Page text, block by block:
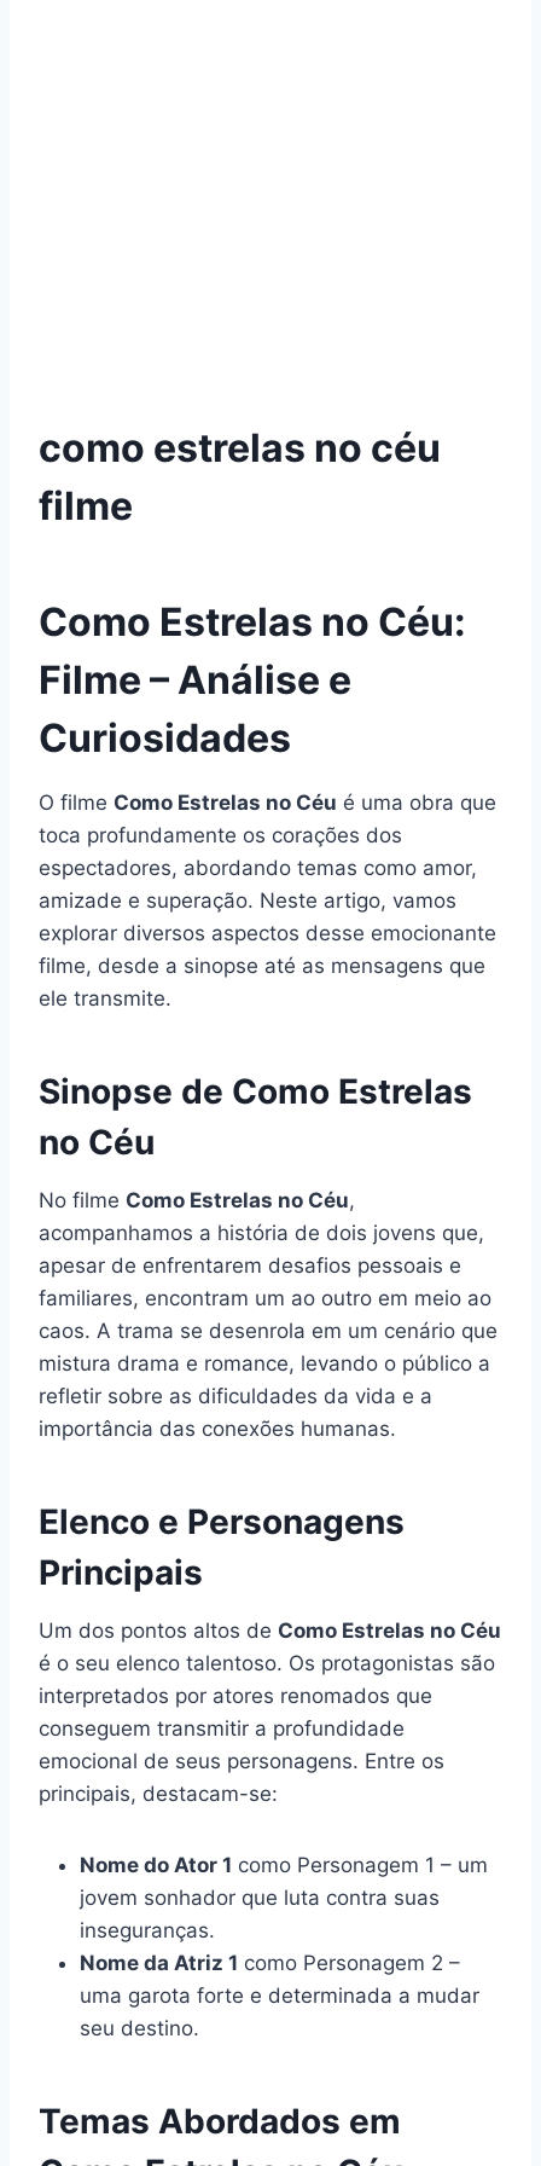
como estrelas no céu
filme
Como Estrelas no Céu:
Filme – Análise e
Curiosidades
O filme Como Estrelas no Céu é uma obra que
toca profundamente os corações dos
espectadores, abordando temas como amor,
amizade e superação. Neste artigo, vamos
explorar diversos aspectos desse emocionante
filme, desde a sinopse até as mensagens que
ele transmite.
Sinopse de Como Estrelas
no Céu
No filme Como Estrelas no Céu,
acompanhamos a história de dois jovens que,
apesar de enfrentarem desafios pessoais e
familiares, encontram um ao outro em meio ao
caos. A trama se desenrola em um cenário que
mistura drama e romance, levando o público a
refletir sobre as dificuldades da vida e a
importância das conexões humanas.
Elenco e Personagens
Principais
Um dos pontos altos de Como Estrelas no Céu
é o seu elenco talentoso. Os protagonistas são
interpretados por atores renomados que
conseguem transmitir a profundidade
emocional de seus personagens. Entre os
principais, destacam-se:
Nome do Ator 1 como Personagem 1 – um
jovem sonhador que luta contra suas
inseguranças.
Nome da Atriz 1 como Personagem 2 –
uma garota forte e determinada a mudar
seu destino.
Temas Abordados em